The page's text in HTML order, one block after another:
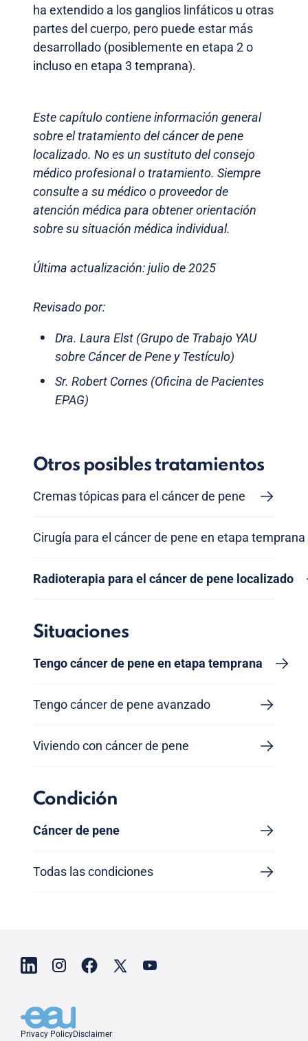
ha extendido a los ganglios linfáticos u otras
partes del cuerpo, pero puede estar más
desarrollado (posiblemente en etapa 2 o
incluso en etapa 3 temprana).
Este capítulo contiene información general
sobre el tratamiento del cáncer de pene
localizado. No es un sustituto del consejo
médico profesional o tratamiento. Siempre
consulte a su médico o proveedor de
atención médica para obtener orientación
sobre su situación médica individual.
Última actualización: julio de 2025
Revisado por:
Dra. Laura Elst (Grupo de Trabajo YAU
sobre Cáncer de Pene y Testículo)
Sr. Robert Cornes (Oficina de Pacientes
EPAG)
Otros posibles tratamientos
Cremas tópicas para el cáncer de pene
Cirugía para el cáncer de pene en etapa temprana
Radioterapia para el cáncer de pene localizado
Situaciones
Tengo cáncer de pene en etapa temprana
Tengo cáncer de pene avanzado
Viviendo con cáncer de pene
Condición
Cáncer de pene
Todas las condiciones
Privacy PolicyDisclaimer